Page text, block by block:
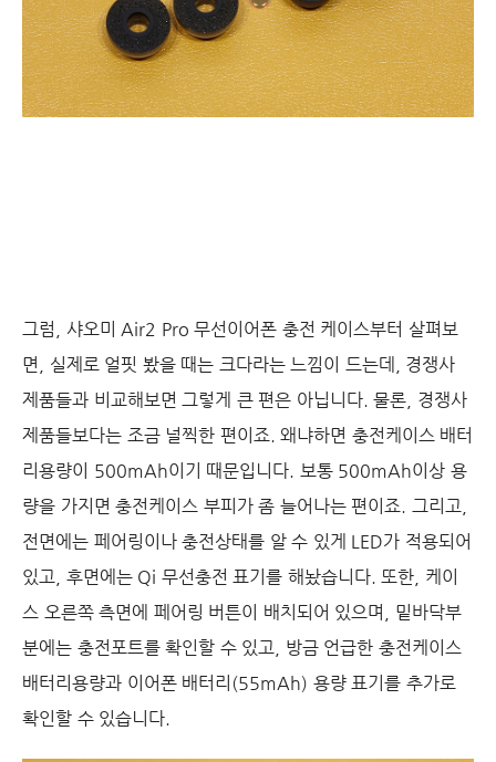
그럼, 샤오미 Air2 Pro 무선이어폰 충전 케이스부터 살펴보
면, 실제로 얼핏 봤을 때는 크다라는 느낌이 드는데, 경쟁사
제품들과 비교해보면 그렇게 큰 편은 아닙니다. 물론, 경쟁사
제품들보다는 조금 널찍한 편이죠. 왜냐하면 충전케이스 배터
리용량이 500mAh이기 때문입니다. 보통 500mAh이상 용
량을 가지면 충전케이스 부피가 좀 늘어나는 편이죠. 그리고,
전면에는 페어링이나 충전상태를 알 수 있게 LED가 적용되어
있고, 후면에는 Qi 무선충전 표기를 해놨습니다. 또한, 케이
스 오른쪽 측면에 페어링 버튼이 배치되어 있으며, 밑바닥부
분에는 충전포트를 확인할 수 있고, 방금 언급한 충전케이스
배터리용량과 이어폰 배터리(55mAh) 용량 표기를 추가로
확인할 수 있습니다.